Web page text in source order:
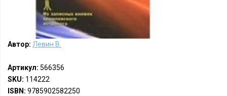
Автор: Левин В.
Артикул: 566356
SKU: 114222
ISBN: 9785902582250